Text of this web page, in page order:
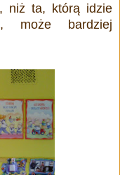
niż ta, którą idzie
może bardziej